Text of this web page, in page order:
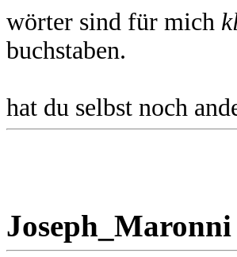
wörter sind für mich
buchstaben.
hat du selbst noch
Joseph_Maronni